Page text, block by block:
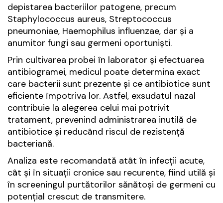
depistarea bacteriilor patogene, precum
Staphylococcus aureus, Streptococcus
pneumoniae, Haemophilus influenzae, dar și a
anumitor fungi sau germeni oportuniști.
Prin cultivarea probei în laborator și efectuarea
antibiogramei, medicul poate determina exact
care bacterii sunt prezente și ce antibiotice sunt
eficiente împotriva lor. Astfel, exsudatul nazal
contribuie la alegerea celui mai potrivit
tratament, prevenind administrarea inutilă de
antibiotice și reducând riscul de rezistență
bacteriană.
Analiza este recomandată atât în infecții acute,
cât și în situații cronice sau recurente, fiind utilă și
în screeningul purtătorilor sănătoși de germeni cu
potențial crescut de transmitere.